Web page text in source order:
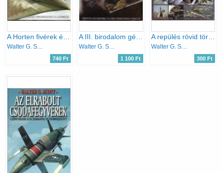
A Horten fivérek és a Lippish professzor csupaszárny gépei
Walter G. Scott
740 Ft
A III. birodalom géniuszai
Walter G. Scott
1 100 Ft
A repülés rövid története
Walter G. Scott
300 Ft